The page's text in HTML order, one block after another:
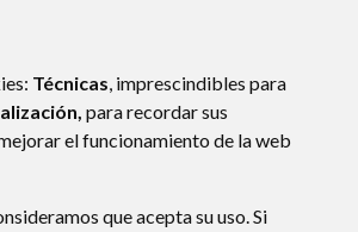
Técnicas, imprescindibles para
para recordar sus
el funcionamiento de la web
que acepta su uso. Si